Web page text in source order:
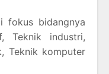
fokus bidangnya
Teknik industri,
Teknik komputer